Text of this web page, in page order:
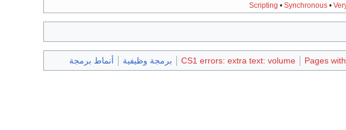
Scripting • Synchronous•
Pages
CS1 errors: extra text: volume برمجة وظيفية أنماط برمجة